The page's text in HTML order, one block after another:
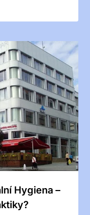
Hygiena –